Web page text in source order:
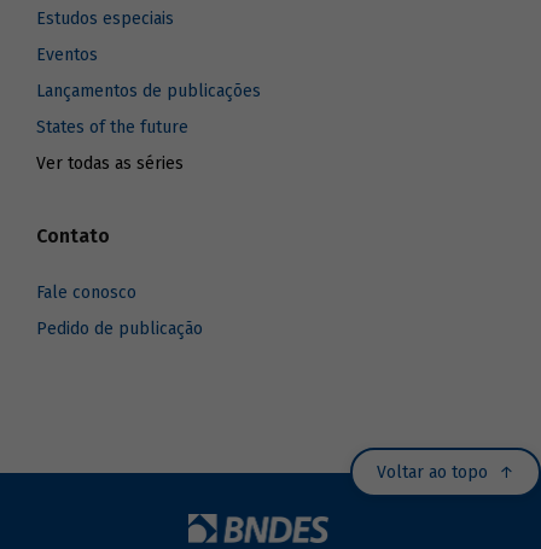
Estudos especiais
Eventos
Lançamentos de publicações
States of the future
Ver todas as séries
Contato
Fale conosco
Pedido de publicação
Voltar ao topo